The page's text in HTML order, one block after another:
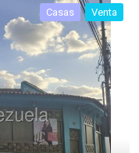
Casas Venta